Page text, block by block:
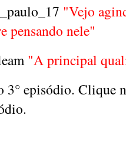
"Vejo
pensando nele"
"A principal
3° episódio. Clique